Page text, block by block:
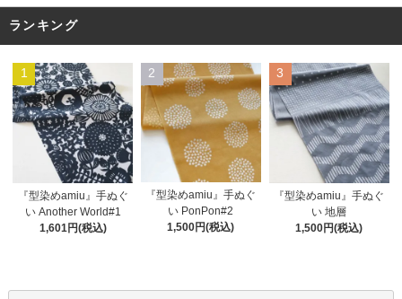
ランキング
1
『型染めamiu』手ぬぐ
い Another World#1
1,601円(税込)
2
『型染めamiu』手ぬぐ
い PonPon#2
1,500円(税込)
3
『型染めamiu』手ぬぐ
い 地層
1,500円(税込)